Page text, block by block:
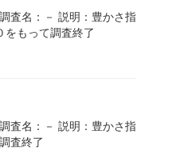
査名：－ 説明：豊かさ指
もって調査終了
査名：－ 説明：豊かさ指
査終了